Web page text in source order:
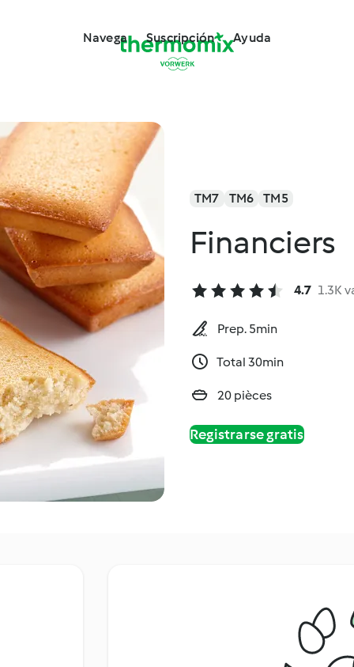
Navega Suscripción Ayuda
TM7 TM6 TM5
Financiers
4.7 1.3K
Prep. 5min
Total 30min
20 pièces
Registrarse gratis